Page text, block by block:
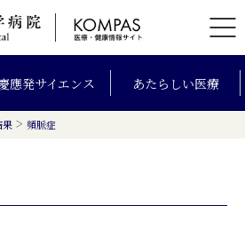
應発サイエンス あたらしい医療
果 > 頻脈症